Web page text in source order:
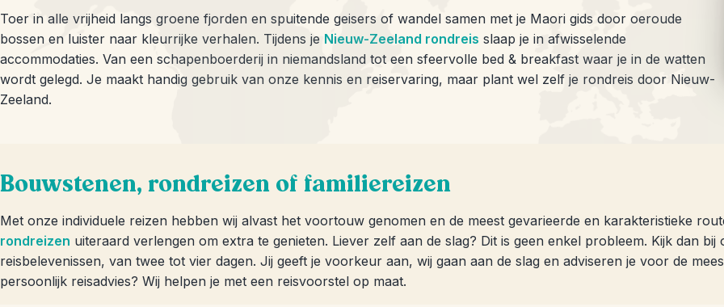
Toer in alle vrijheid langs groene fjorden en spuitende geisers of wandel samen met je Maori gids door oeroude
bossen en luister naar kleurrijke verhalen. Tijdens je Nieuw-Zeeland rondreis slaap je in afwisselende
accommodaties. Van een schapenboerderij in niemandsland tot een sfeervolle bed & breakfast waar je in de watten
wordt gelegd. Je maakt handig gebruik van onze kennis en reiservaring, maar plant wel zelf je rondreis door Nieuw-
Zeeland.
Bouwstenen, rondreizen of familiereizen
Met onze individuele reizen hebben wij alvast het voortouw genomen en de meest gevarieerde en karakteristieke
rondreizen uiteraard verlengen om extra te genieten. Liever zelf aan de slag? Dit is geen enkel probleem. Kijk dan bij
reisbelevenissen, van twee tot vier dagen. Jij geeft je voorkeur aan, wij gaan aan de slag en adviseren je voor de
persoonlijk reisadvies? Wij helpen je met een reisvoorstel op maat.